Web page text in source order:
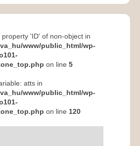
property 'ID' of non-object in
www/public_html/wp-
on line 5
atts in
www/public_html/wp-
on line 120